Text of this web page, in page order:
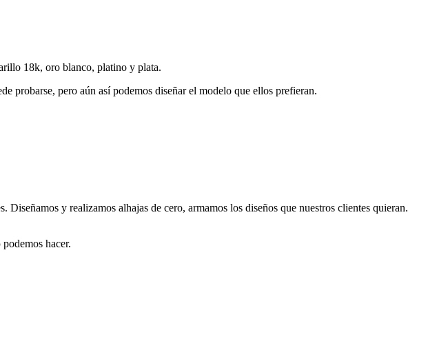
18k, oro blanco, platino y plata.
probarse, pero aún así podemos diseñar el modelo que ellos prefieran.
y realizamos alhajas de cero, armamos los diseños que nuestros clientes quieran.
hacer.